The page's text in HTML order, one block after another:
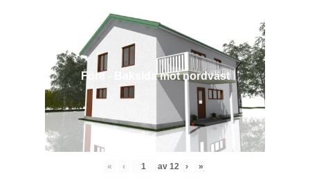
Före - Baksida mot nordväst
« ‹ av 12 › »